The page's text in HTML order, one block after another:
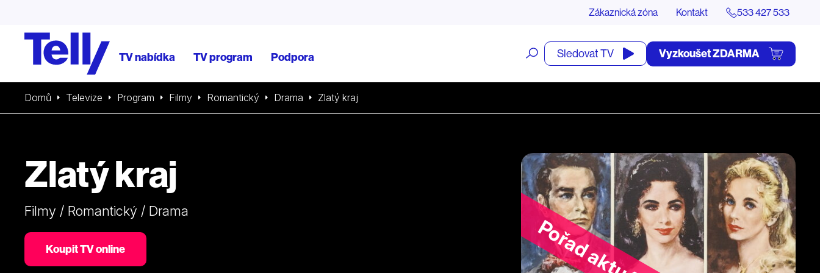
Zákaznická zóna Kontakt 533 427 533
TV nabídka TV program Podpora
Otevřít
vyhledávání
Sledovat TV Vyzkoušet ZDARMA
Domů Televize Program Filmy Romantický Drama Zlatý kraj
Zlatý kraj
Filmy / Romantický / Drama
Koupit TV online